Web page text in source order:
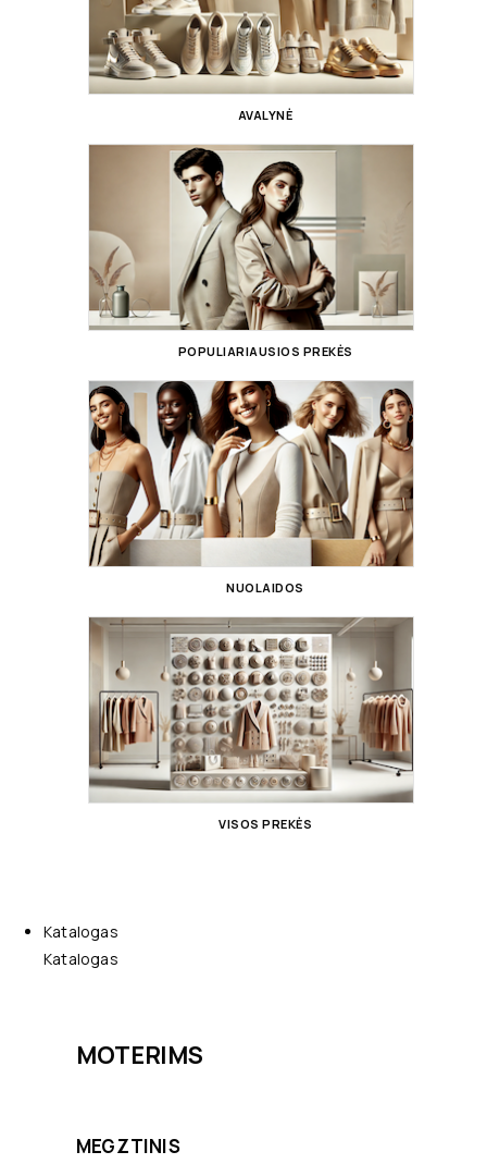
AVALYNĖ
POPULIARIAUSIOS PREKĖS
NUOLAIDOS
VISOS PREKĖS
Katalogas
Katalogas
MOTERIMS
MEGZTINIS